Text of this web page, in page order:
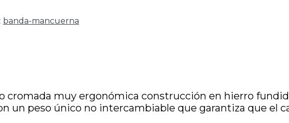
banda-mancuerna
cromada muy ergonómica construcción en hierro
un peso único no intercambiable que garantiza que el